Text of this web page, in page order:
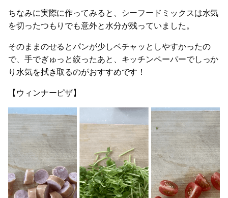
ちなみに実際に作ってみると、シーフードミックスは水気
を切ったつもりでも意外と水分が残っていました。
そのままのせるとパンが少しベチャッとしやすかったの
で、手でぎゅっと絞ったあと、キッチンペーパーでしっか
り水気を拭き取るのがおすすめです！
【ウィンナーピザ】